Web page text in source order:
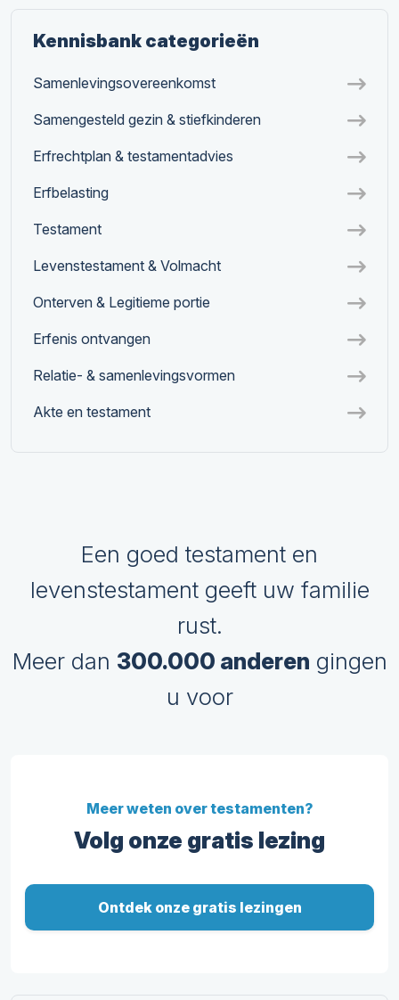
Kennisbank categorieën
Samenlevingsovereenkomst
Samengesteld gezin & stiefkinderen
Erfrechtplan & testamentadvies
Erfbelasting
Testament
Levenstestament & Volmacht
Onterven & Legitieme portie
Erfenis ontvangen
Relatie- & samenlevingsvormen
Akte en testament
Een goed testament en
levenstestament geeft uw familie
rust.
Meer dan 300.000 anderen gingen
u voor
Meer weten over testamenten?
Volg onze gratis lezing
Ontdek onze gratis lezingen